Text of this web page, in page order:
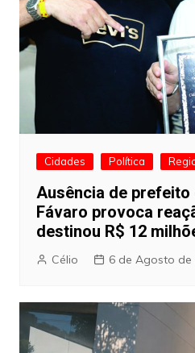
Cidades Política
Ausência de prefeito
Fávaro provoca
destinou R$ 12
Célio 6 de Agosto de